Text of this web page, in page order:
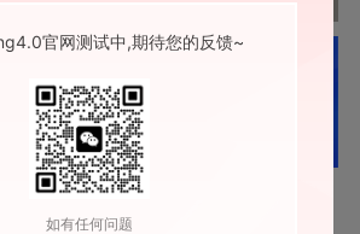
课程
官网测试中,期待您的反馈~
如有任何问题